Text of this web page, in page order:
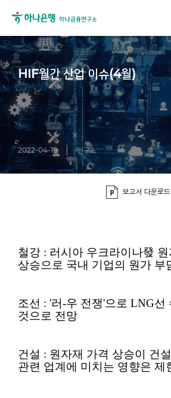
HIF월간 산업 이슈(4월)
2022-04-19 연구소
보고서 다운로
철강 : 러시아 우크라이나發 원
상승으로 국내 기업의 원가 부
조선 : '러-우 전쟁'으로 LNG선
것으로 전망
건설 : 원자재 가격 상승이 건
관련 업계에 미치는 영향은 제